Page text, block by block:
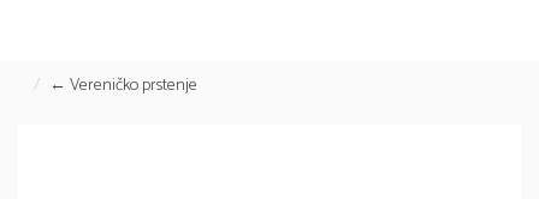
← Vereničko prstenje